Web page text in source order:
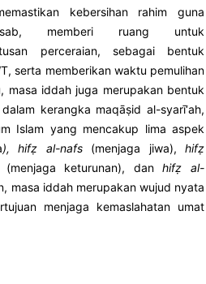
kebersihan rahim guna
memberi ruang untuk
perceraian, sebagai bentuk
serta memberikan waktu pemulihan
masa iddah juga merupakan bentuk
kerangka maqāṣid al-syarī‘ah,
Islam yang mencakup lima aspek
), hifẓ al-nafs(menjaga jiwa),hifẓ
keturunan), danhifẓ al-
masa iddah merupakan wujud nyata
menjaga kemaslahatan umat